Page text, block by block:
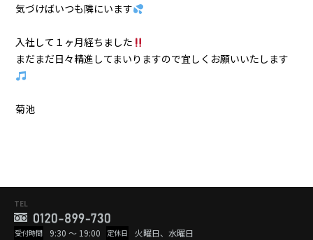
気づけばいつも隣にいます
入社して１ヶ月経ちました
まだまだ日々精進してまいりますので宜しくお願いいたします
菊池
TEL
受付時間 9:30 ～ 19:00 定休日 火曜日、水曜日